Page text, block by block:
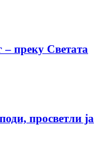
– преку Светата
просветли ја